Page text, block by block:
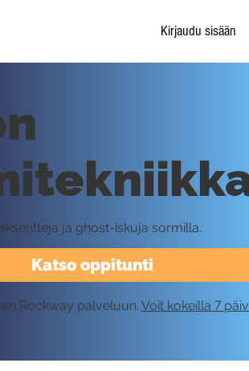
Kirjaudu sisään
Katso oppitunti
ja ghost-iskuja sormilla.
Rockway palveluun. Voit kokeilla 7